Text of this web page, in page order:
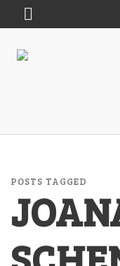
POSTS TAGGED